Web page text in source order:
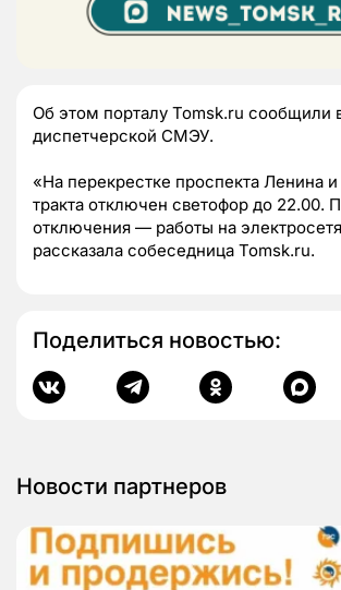
Об этом порталу Tomsk.ru сообщили
диспетчерской СМЭУ.
«На перекрестке проспекта Ленина
тракта отключен светофор до 22.00.
отключения — работы на
рассказала собеседница Tomsk.ru.
Поделиться новостью:
Новости партнеров